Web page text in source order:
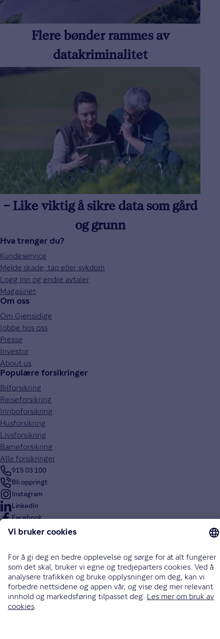
Flere bønder rammes av
datakriminalitet
– Like viktig å sikre data som gård
og grunn
Hva trenger du?
Kundeservice
Melde skade, tap eller sykdom
Logg inn og endre avtaler
Magasinet
Om oss
Om Gjensidige
Jobbe hos oss
Presse
Investor
About us
Populære forsikringer
Bilforsikring
Reiseforsikring
Innboforsikring
Husforsikring
Livsforsikring
Barneforsikring
Alle forsikringer
915 03 100
Bli oppringt
Instagram
LinkedIn
Facebook
Informasjonskapsler (cookies)
Personvern og sikkerhet
Vilkår for bruk av nettsidene
Tilgjengelighetserklæring
Sammenlign prisene våre med andre selskaper på
Finansportalen.no